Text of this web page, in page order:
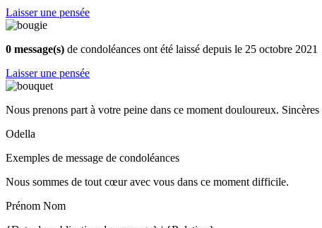
Laisser une pensée
0 message(s) de condoléances ont été laissé depuis le 25 octobre 2021
Laisser une pensée
Nous prenons part à votre peine dans ce moment douloureux.
Odella
Exemples de message de condoléances
Nous sommes de tout cœur avec vous dans ce moment difficile.
Prénom Nom